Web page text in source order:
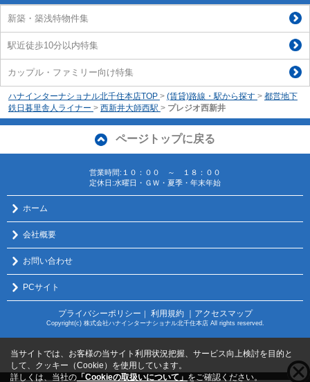
新築・築浅特物件集
駅近徒歩10分以内特集
カップル・ファミリー向け特集
ハナインターナショナル北千住本店TOP > (賃貸)路線・駅から探す > 都営地下
鉄日暮里舎人ライナー > 西新井大師西駅 > プレジオ西新井
ページトップに戻る
営業時間:１０：００ ～ １８：００
定休日:水曜日・ＧＷ・夏季・年末年始
ホーム
会社概要
お問い合わせ
PCサイト
プライバシーポリシー ｜ 利用規約 ｜アクセスマップ
Copyright(c) 株式会社ハナインターナショナル北千住本店 All rights reserved.
当サイトでは、お客様の当サイト利用状況把握、サービス向上検討を目的と
して、クッキー（Cookie）を使用しています。
詳しくは、当社の 「Cookieの取扱いについて」 をご確認ください。